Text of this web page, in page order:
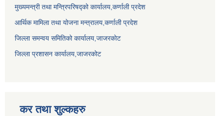
मुख्यमन्त्री तथा मन्त्रिपरिषद्को कार्यालय,कर्णाली प्रदेश
आर्थिक मामिला तथा योजना मन्त्रालय,कर्णाली प्रदेश
जिल्ला समन्वय समितिको कार्यालय,जाजरकाेट
जिल्ला प्रशासन कार्यालय,जाजरकोट
कर तथा शुल्कहरु